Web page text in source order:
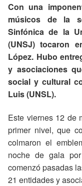
Con una
músicos de la
Sinfónica de la
(UNSJ) tocaron
López. Hubo
y asociaciones
social y cultural
Luis (UNSL).
Este viernes 12 de
primer nivel, que
colmaron el
noche de gala
comenzó pasadas
21 entidades y